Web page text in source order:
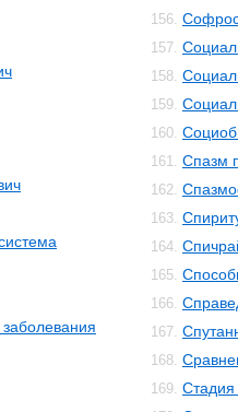
156.
157.
158.
159.
160.
161. Спазм
162.
163.
164.
165.
166.
167.
168.
169. Стадия